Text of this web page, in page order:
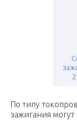
По типу
зажигания могут